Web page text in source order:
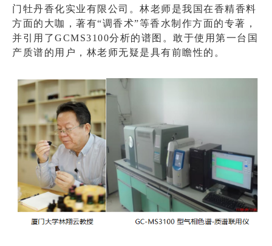
门牡丹香化实业有限公司。林老师是我国在香精香料
方面的大咖，著有“调香术”等香水制作方面的专著，
并引用了GCMS3100分析的谱图。敢于使用第一台国
产质谱的用户，林老师无疑是具有前瞻性的。